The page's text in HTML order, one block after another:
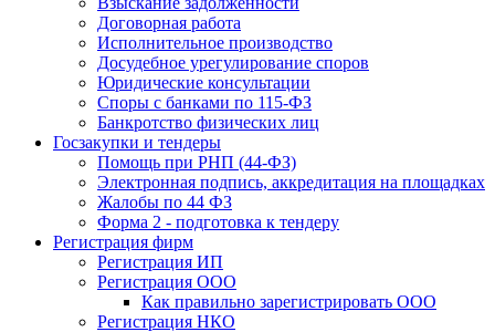
Договорная работа
Исполнительное производство
Досудебное урегулирование споров
Юридические консультации
Споры с банками по 115-ФЗ
Банкротство физических лиц
Госзакупки и тендеры
Помощь при РНП (44-ФЗ)
Электронная подпись, аккредитация на площадках
Жалобы по 44 ФЗ
Форма 2 - подготовка к тендеру
Регистрация фирм
Регистрация ИП
Регистрация ООО
Как правильно зарегистрировать ООО
Регистрация НКО